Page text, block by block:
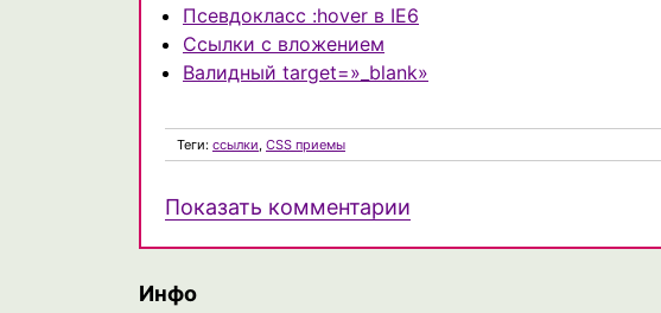
Псевдокласс :hover в IE6
Ссылки с вложением
Валидный target=»_blank»
Теги: ссылки, CSS приемы
Показать комментарии
Инфо